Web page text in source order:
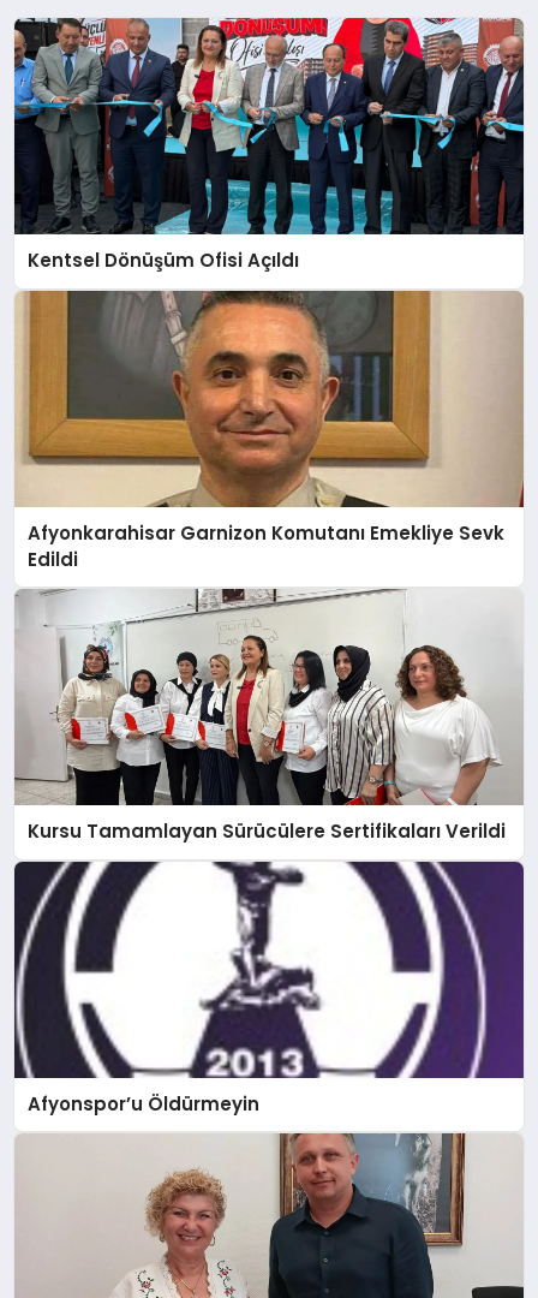
Kentsel Dönüşüm Ofisi Açıldı
Afyonkarahisar Garnizon Komutanı Emekliye Sevk
Edildi
Kursu Tamamlayan Sürücülere Sertifikaları Verildi
Afyonspor’u Öldürmeyin